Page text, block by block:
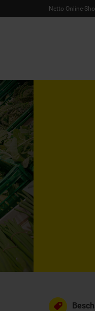
Netto Online-